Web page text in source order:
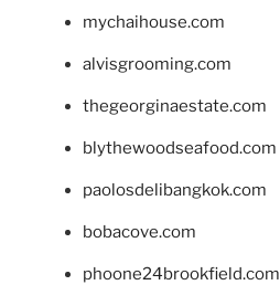
mychaihouse.com
alvisgrooming.com
thegeorginaestate.com
blythewoodseafood.com
paolosdelibangkok.com
bobacove.com
phoone24brookfield.com